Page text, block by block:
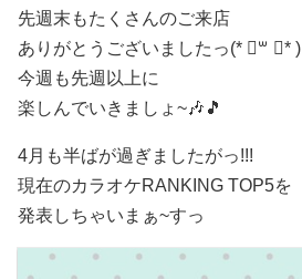
先週末もたくさんのご来店
ありがとうございましたっ(* ॑꒳ ॑* )
今週も先週以上に
楽しんでいきましょ~🎶🎵
4月も半ばが過ぎましたがっ!!!
現在のカラオケRANKING TOP5を
発表しちゃいまぁ~すっ